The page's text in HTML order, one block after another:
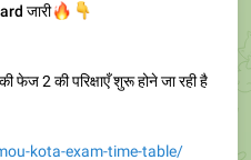
भी ज्यादा ...लाइव